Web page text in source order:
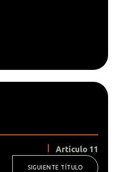
Artículo 11
SIGUIENTE TÍTULO